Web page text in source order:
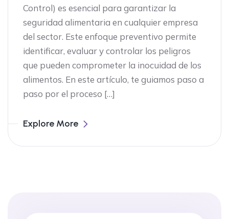
Control) es esencial para garantizar la
seguridad alimentaria en cualquier empresa
del sector. Este enfoque preventivo permite
identificar, evaluar y controlar los peligros
que pueden comprometer la inocuidad de los
alimentos. En este artículo, te guiamos paso a
paso por el proceso […]
Explore More